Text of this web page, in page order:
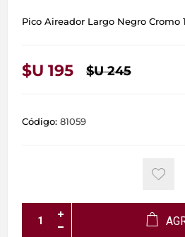
Pico Aireador Largo Negro Cromo
$U 195 $U 245
Código: 81059